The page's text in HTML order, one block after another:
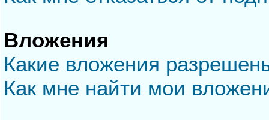
Вложения
Какие вложения
Как мне найти мои